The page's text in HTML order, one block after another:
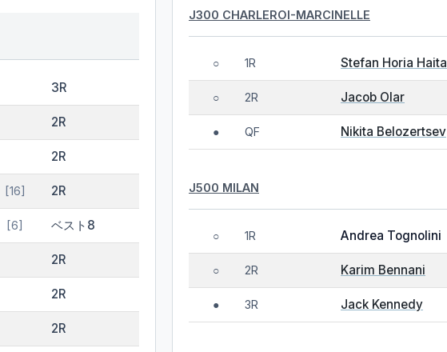
3R
2R
2R
[16] 2R
[6] ベスト8
2R
2R
2R
J300 CHARLEROI-MARCINELLE
○ 1R Stefan Horia Haita
○ 2R Jacob Olar
● QF Nikita Belozertsev
J500 MILAN
○ 1R Andrea Tognolini
○ 2R Karim Bennani
● 3R Jack Kennedy